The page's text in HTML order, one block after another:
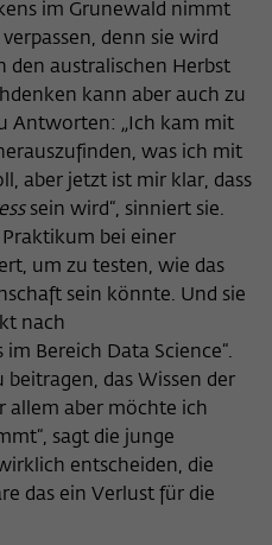
im Grunewald nimmt
denn sie wird
den australischen Herbst
kann aber auch zu
Antworten: „Ich kam mit
was ich mit
aber jetzt ist mir klar, dass
sein wird“, sinniert sie.
bei einer
um zu testen, wie das
sein könnte. Und sie
nach
Bereich Data Science“.
beitragen, das Wissen der
allem aber möchte ich
sagt die junge
entscheiden, die
das ein Verlust für die